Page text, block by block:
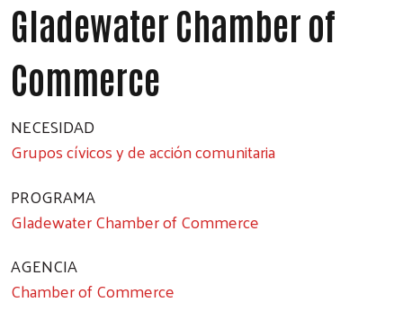
Gladewater Chamber of
Commerce
NECESIDAD
Grupos cívicos y de acción comunitaria
PROGRAMA
Gladewater Chamber of Commerce
AGENCIA
Chamber of Commerce